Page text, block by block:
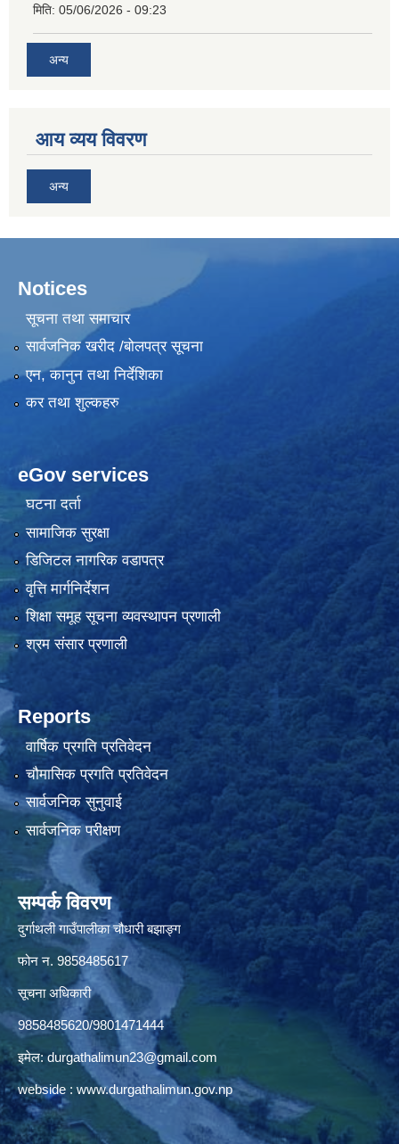
मिति: 05/06/2026 - 09:23
अन्य
आय व्यय विवरण
अन्य
Notices
सूचना तथा समाचार
सार्वजनिक खरीद /बोलपत्र सूचना
एन, कानुन तथा निर्देशिका
कर तथा शुल्कहरु
eGov services
घटना दर्ता
सामाजिक सुरक्षा
डिजिटल नागरिक वडापत्र
वृत्ति मार्गनिर्देशन
शिक्षा समूह सूचना व्यवस्थापन प्रणाली
श्रम संसार प्रणाली
Reports
वार्षिक प्रगति प्रतिवेदन
चौमासिक प्रगति प्रतिवेदन
सार्वजनिक सुनुवाई
सार्वजनिक परीक्षण
सम्पर्क विवरण
दुर्गाथली गाउँपालीका चौधारी बझाङ्ग
फोन न.‌ 9858485617
सूचना अधिकारी
9858485620/9801471444
इमेल: durgathalimun23@gmail.com
webside : www.durgathalimun.gov.np